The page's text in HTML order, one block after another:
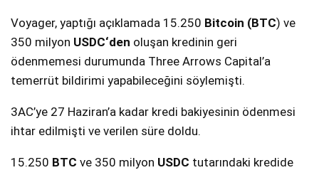
Voyager, yaptığı açıklamada 15.250 Bitcoin (BTC) ve
350 milyon USDC‘den oluşan kredinin geri
ödenmemesi durumunda Three Arrows Capital’a
temerrüt bildirimi yapabileceğini söylemişti.
3AC’ye 27 Haziran’a kadar kredi bakiyesinin ödenmesi
ihtar edilmişti ve verilen süre doldu.
15.250 BTC ve 350 milyon USDC tutarındaki kredide